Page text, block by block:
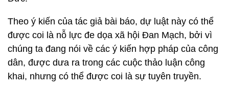
Theo ý kiến của tác giả bài báo, dự luật này có thể
được coi là nỗ lực đe dọa xã hội Đan Mạch, bởi vì
chúng ta đang nói về các ý kiến hợp pháp của công
dân, được dưa ra trong các cuộc thảo luận công
khai, nhưng có thể được coi là sự tuyên truyền.